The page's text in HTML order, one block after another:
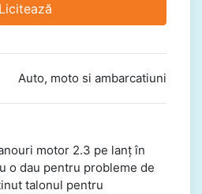
Licitează
Auto, moto si ambarcatiuni
motor 2.3 pe lanț în
o dau pentru probleme de
talonul pentru